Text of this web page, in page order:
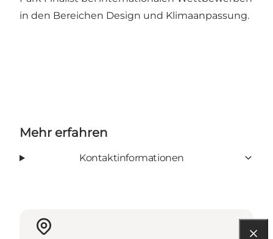
in den Bereichen Design und Klimaanpassung.
Mehr erfahren
Kontaktinformationen